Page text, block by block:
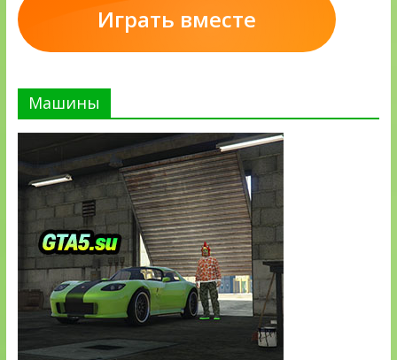
Играть вместе
Машины